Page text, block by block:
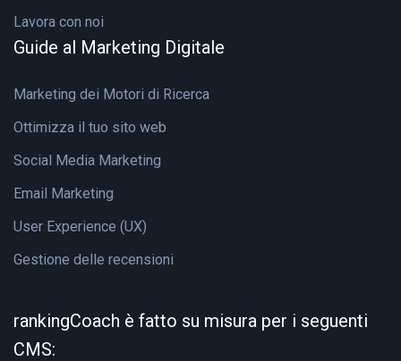
Lavora con noi
Guide al Marketing Digitale
Marketing dei Motori di Ricerca
Ottimizza il tuo sito web
Social Media Marketing
Email Marketing
User Experience (UX)
Gestione delle recensioni
rankingCoach è fatto su misura per i seguenti
CMS: